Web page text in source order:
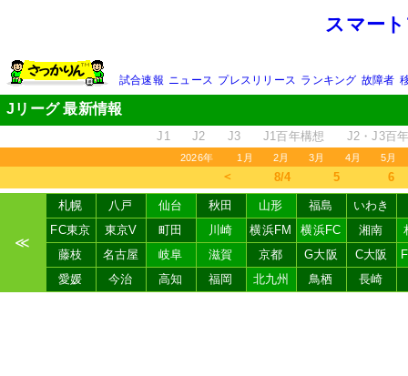
スマー
試合速報 ニュース プレスリリース ランキング 故障者
Jリーグ 最新情報
J1 J2 J3 J1百年構想 J2・J3百
2026年 1月 2月 3月 4月 5月
＜ 8/4 5 6
≪
札幌 八戸 仙台 秋田 山形 福島
いわき
FC東京
東京V 町田 川崎 横浜FM 横浜FC 湘南
藤枝
名古屋 岐阜 滋賀 京都 G大阪 C大阪
愛媛
今治 高知 福岡 北九州 鳥栖 長崎